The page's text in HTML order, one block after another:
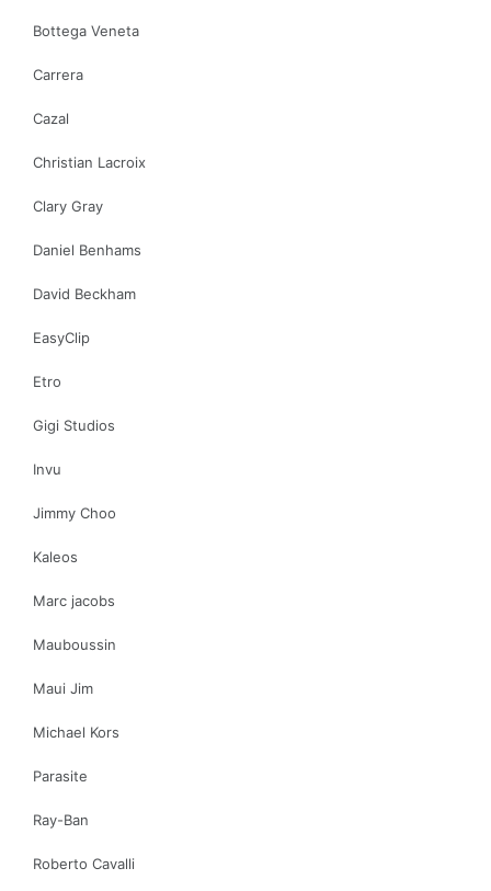
Bottega Veneta
Carrera
Cazal
Christian Lacroix
Clary Gray
Daniel Benhams
David Beckham
EasyClip
Etro
Gigi Studios
Invu
Jimmy Choo
Kaleos
Marc jacobs
Mauboussin
Maui Jim
Michael Kors
Parasite
Ray-Ban
Roberto Cavalli